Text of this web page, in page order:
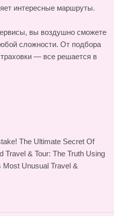
интересные маршруты.
вы воздушно сможете
сложности. От подбора
— все решается в
The Ultimate Secret Of
Travel & Tour: The Truth Using
Most Unusual Travel &